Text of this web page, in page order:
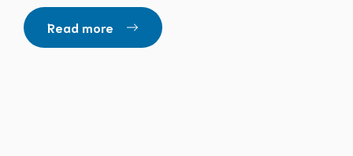
Read more